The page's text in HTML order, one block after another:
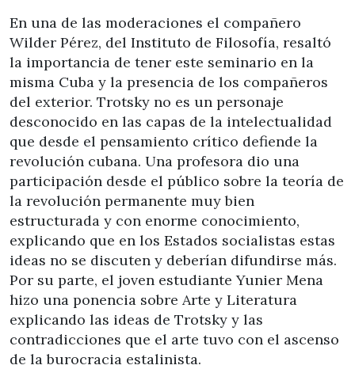
En una de las moderaciones el compañero
Wilder Pérez, del Instituto de Filosofía, resaltó
la importancia de tener este seminario en la
misma Cuba y la presencia de los compañeros
del exterior. Trotsky no es un personaje
desconocido en las capas de la intelectualidad
que desde el pensamiento crítico defiende la
revolución cubana. Una profesora dio una
participación desde el público sobre la teoría de
la revolución permanente muy bien
estructurada y con enorme conocimiento,
explicando que en los Estados socialistas estas
ideas no se discuten y deberían difundirse más.
Por su parte, el joven estudiante Yunier Mena
hizo una ponencia sobre Arte y Literatura
explicando las ideas de Trotsky y las
contradicciones que el arte tuvo con el ascenso
de la burocracia estalinista.